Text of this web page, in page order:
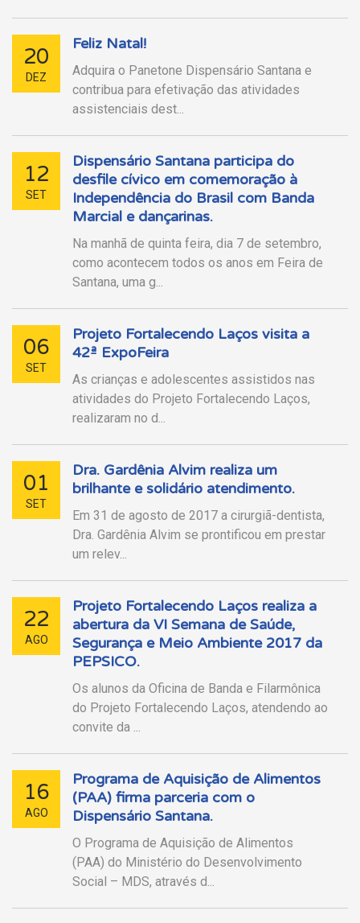
20
DEZ
Feliz Natal!
Adquira o Panetone Dispensário Santana e
contribua para efetivação das atividades
assistenciais dest...
12
SET
Dispensário Santana participa do
desfile cívico em comemoração à
Independência do Brasil com Banda
Marcial e dançarinas.
Na manhã de quinta feira, dia 7 de setembro,
como acontecem todos os anos em Feira de
Santana, uma g...
06
SET
Projeto Fortalecendo Laços visita a
42ª ExpoFeira
As crianças e adolescentes assistidos nas
atividades do Projeto Fortalecendo Laços,
realizaram no d...
01
SET
Dra. Gardênia Alvim realiza um
brilhante e solidário atendimento.
Em 31 de agosto de 2017 a cirurgiã-dentista,
Dra. Gardênia Alvim se prontificou em prestar
um relev...
22
AGO
Projeto Fortalecendo Laços realiza a
abertura da VI Semana de Saúde,
Segurança e Meio Ambiente 2017 da
PEPSICO.
Os alunos da Oficina de Banda e Filarmônica
do Projeto Fortalecendo Laços, atendendo ao
convite da ...
16
AGO
Programa de Aquisição de Alimentos
(PAA) firma parceria com o
Dispensário Santana.
O Programa de Aquisição de Alimentos
(PAA) do Ministério do Desenvolvimento
Social – MDS, através d...